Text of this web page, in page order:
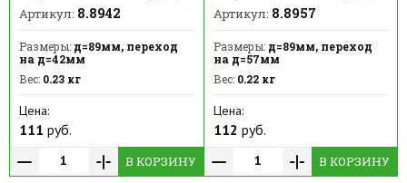
Артикул: 8.8942
Размеры: д=89мм, переход
на д=42мм
Вес: 0.23 кг
Цена:
111 руб.
В КОРЗИНУ
Артикул: 8.8957
Размеры:д=89мм, переход
на д=57мм
Вес:0.22 кг
Цена:
112 руб.
В КОРЗИНУ